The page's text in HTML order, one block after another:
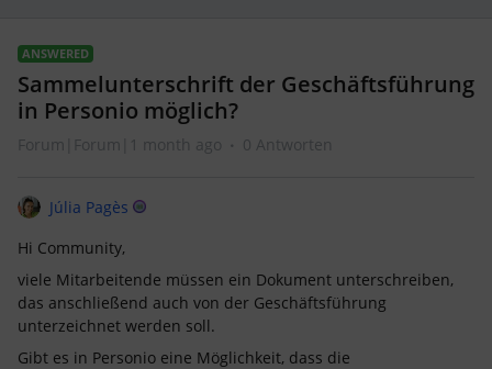
ANSWERED
Sammelunterschrift der Geschäftsführung
in Personio möglich?
Forum|Forum|1 month ago 0 Antworten
Júlia Pagès
Hi Community,
viele Mitarbeitende müssen ein Dokument unterschreiben,
das anschließend auch von der Geschäftsführung
unterzeichnet werden soll.
Gibt es in Personio eine Möglichkeit, dass die